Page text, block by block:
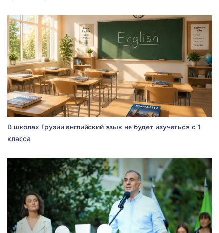
В школах Грузии английский язык не будет изучаться с 1
класса